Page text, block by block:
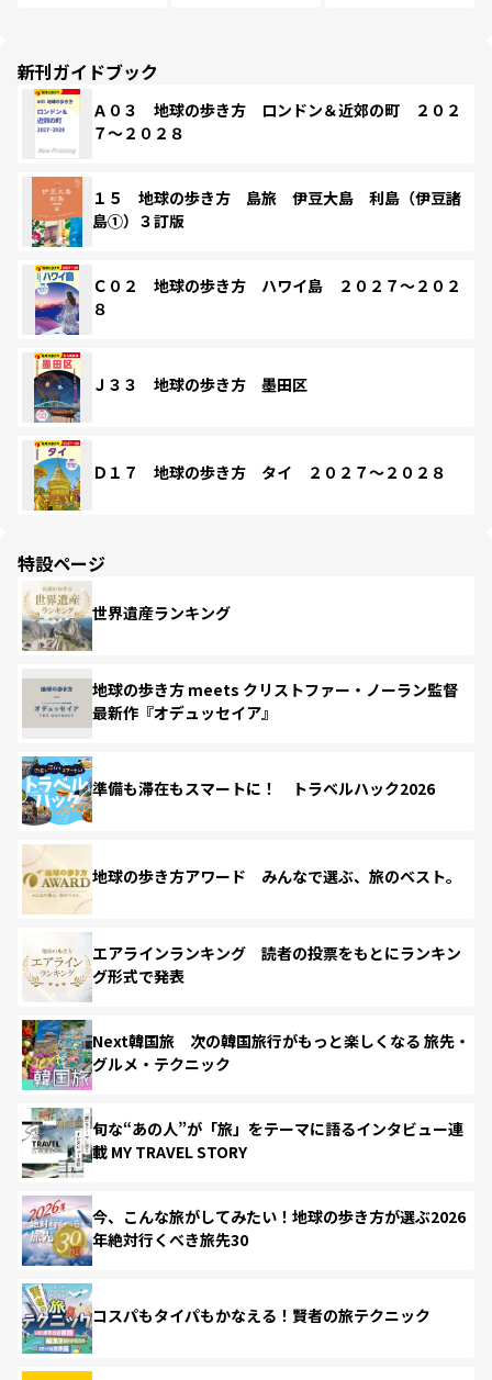
新刊ガイドブック
Ａ０３ 地球の歩き方 ロンドン＆近郊の町 ２０２
７～２０２８
１５ 地球の歩き方 島旅 伊豆大島 利島（伊豆諸
島①）３訂版
Ｃ０２ 地球の歩き方 ハワイ島 ２０２７～２０２
８
Ｊ３３ 地球の歩き方 墨田区
Ｄ１７ 地球の歩き方 タイ ２０２７～２０２８
特設ページ
世界遺産ランキング
地球の歩き方 meets クリストファー・ノーラン監督
最新作『オデュッセイア』
準備も滞在もスマートに！ トラベルハック2026
地球の歩き方アワード みんなで選ぶ、旅のベスト。
エアラインランキング 読者の投票をもとにランキン
グ形式で発表
Next韓国旅 次の韓国旅行がもっと楽しくなる 旅先・
グルメ・テクニック
旬な“あの人”が「旅」をテーマに語るインタビュー連
載 MY TRAVEL STORY
今、こんな旅がしてみたい！地球の歩き方が選ぶ2026
年絶対行くべき旅先30
コスパもタイパもかなえる！賢者の旅テクニック